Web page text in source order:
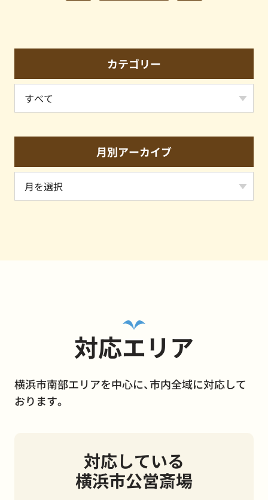
カテゴリー
月別アーカイブ
対応エリア
横浜市南部エリアを中心に、市内全域に対応して
おります。
対応している
横浜市公営斎場